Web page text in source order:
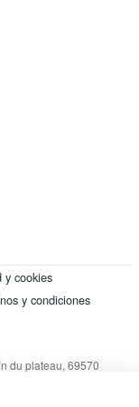
y cookies
y condiciones
du plateau, 69570